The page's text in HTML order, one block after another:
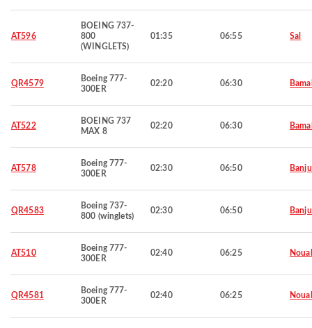
AT596
BOEING 737-
800
(WINGLETS)
01:35 06:55 Sal
QR4579
Boeing 777-
300ER
02:20 06:30
AT522
BOEING 737
MAX 8
02:20 06:30
AT578
Boeing 777-
300ER
02:30 06:50
QR4583
Boeing 737-
800 (winglets)
02:30 06:50
AT510
Boeing 777-
300ER
02:40 06:25
QR4581
Boeing 777-
300ER
02:40 06:25